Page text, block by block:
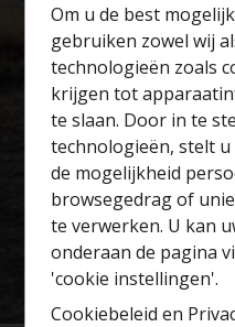
Om u de best
gebruiken zowel wij
technologieën zoals
krijgen tot
te slaan. Door in te
technologieën, stelt
de mogelijkheid
browsegedrag of
te verwerken. U kan
onderaan de pagina
'cookie instellingen'.
Cookiebeleid en
waarde